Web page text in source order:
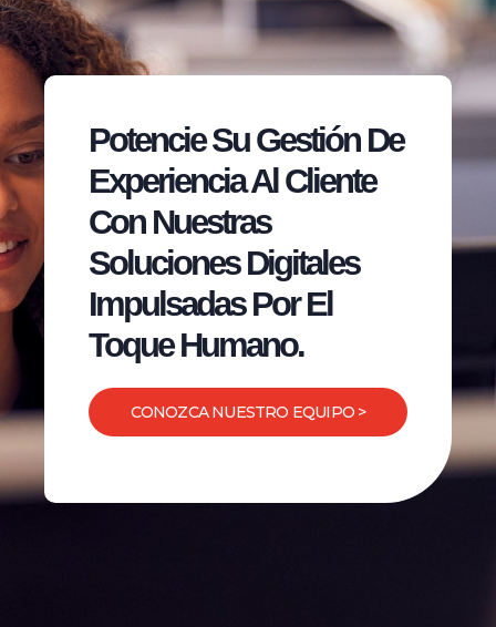
Potencie Su Gestión De
Experiencia Al Cliente
Con Nuestras
Soluciones Digitales
Impulsadas Por El
Toque Humano.
CONOZCA NUESTRO EQUIPO >